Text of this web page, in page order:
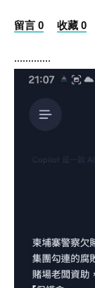
留言 0 收藏 0
.............